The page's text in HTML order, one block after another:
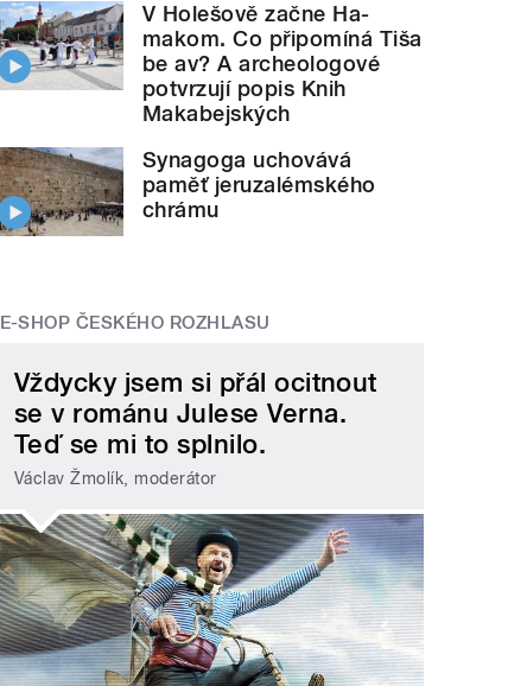
V Holešově začne Ha-
makom. Co připomíná Tiša
be av? A archeologové
potvrzují popis Knih
Makabejských
Synagoga uchovává
paměť jeruzalémského
chrámu
E-SHOP ČESKÉHO ROZHLASU
Vždycky jsem si přál ocitnout
se v románu Julese Verna.
Teď se mi to splnilo.
Václav Žmolík, moderátor